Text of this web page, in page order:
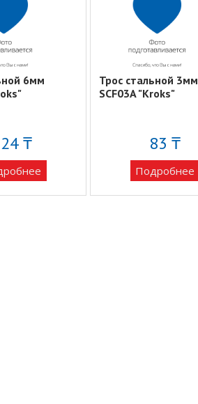
6мм
₸
Трос стальной 3мм
SCF03A "Kroks"
83 ₸
Подробнее